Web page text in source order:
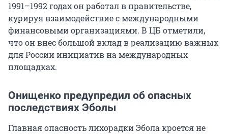
1991–1992 годах он работал в правительстве,
курируя взаимодействие с международными
финансовыми организациями. В ЦБ отметили,
что он внес большой вклад в реализацию важных
для России инициатив на международных
площадках.
Онищенко предупредил об опасных
последствиях Эболы
Главная опасность лихорадки Эбола кроется не